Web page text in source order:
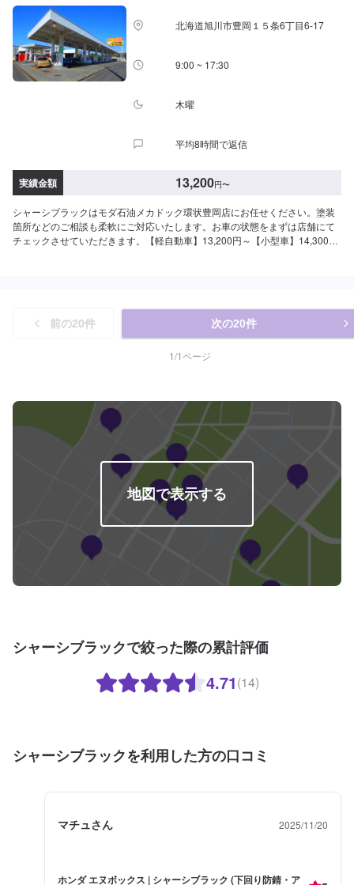
北海道旭川市豊岡１５条6丁目6-17
9:00 ~ 17:30
木曜
平均8時間で返信
実績金額 13,200円〜
シャーシブラックはモダ石油メカドック環状豊岡店にお任せください。塗装
箇所などのご相談も柔軟にご対応いたします。お車の状態をまずは店舗にて
チェックさせていただきます。【軽自動車】13,200円～【小型車】14,300円
前の20件 次の20件
1/1ページ
地図で表示する
シャーシブラックで絞った際の累計評価
4.71(14)
シャーシブラックを利用した方の口コミ
マチュさん 2025/11/20
ホンダ エヌボックス | シャーシブラック (下回り防錆・ア